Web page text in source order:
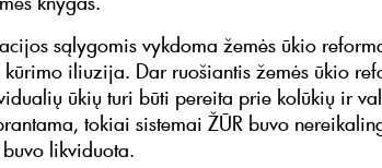
sąlygomis vykdoma žemės ūkio
kūrimo iliuzija. Dar ruošiantis žemės ūkio
ūkių turi būti pereita prie kolūkių ir
tokiai sistemai ŽŪR buvo
likviduota.